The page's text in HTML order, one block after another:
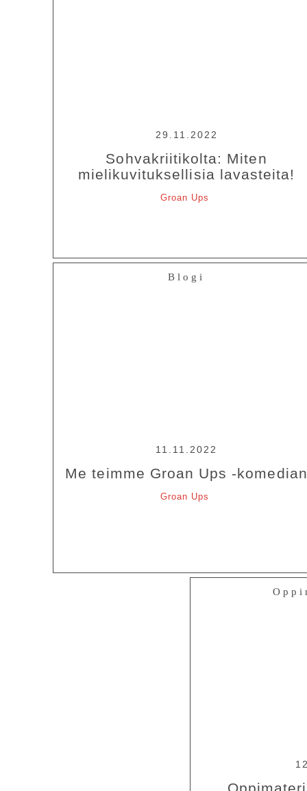
29.11.2022
Sohvakriitikolta: Miten
mielikuvituksellisia lavasteita!
Groan Ups
Blogi
11.11.2022
Me teimme Groan Ups -komedian
Groan Ups